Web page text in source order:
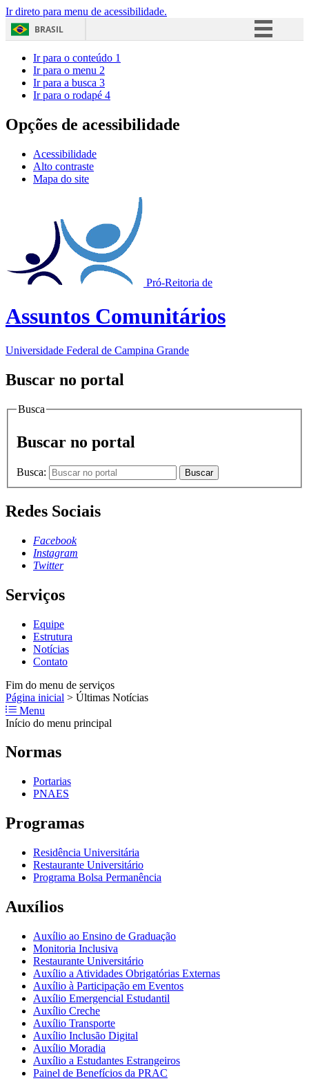
Ir direto para menu de acessibilidade.
BRASIL
Acesso à informação
Ir para o conteúdo 1
Ir para o menu 2
Ir para a busca 3
Ir para o rodapé 4
Opções de acessibilidade
Acessibilidade
Alto contraste
Mapa do site
Pró-Reitoria de
Assuntos Comunitários
Universidade Federal de Campina Grande
Buscar no portal
Busca
Buscar no portal
Busca: Buscar
Redes Sociais
Facebook
Instagram
Twitter
Serviços
Equipe
Estrutura
Notícias
Contato
Fim do menu de serviços
Página inicial > Últimas Notícias
Menu
Início do menu principal
Normas
Portarias
PNAES
Programas
Residência Universitária
Restaurante Universitário
Programa Bolsa Permanência
Auxílios
Auxílio ao Ensino de Graduação
Monitoria Inclusiva
Restaurante Universitário
Auxílio a Atividades Obrigatórias Externas
Auxílio à Participação em Eventos
Auxílio Emergencial Estudantil
Auxílio Creche
Auxílio Transporte
Auxílio Inclusão Digital
Auxílio Moradia
Auxílio a Estudantes Estrangeiros
Painel de Benefícios da PRAC